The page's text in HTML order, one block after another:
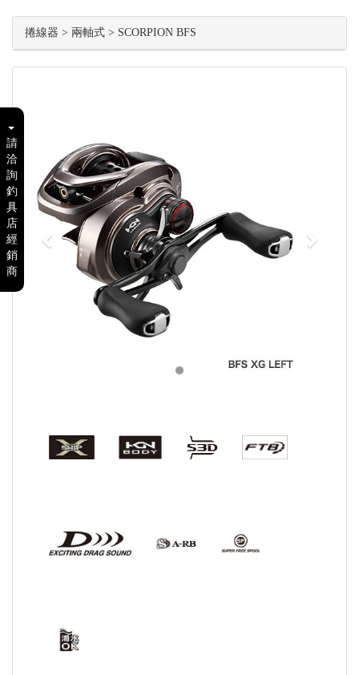
請
洽
詢
釣
具
店
經
銷
商
捲線器 > 兩軸式 > SCORPION BFS